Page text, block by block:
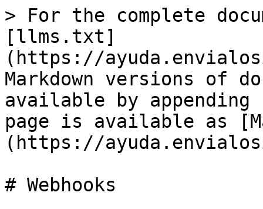
> For the complete
[llms.txt]
(https://
Markdown versions of
available by
page is available as
(https://
# Webhooks